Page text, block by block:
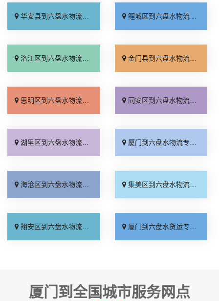
华安县到六盘水物流专线_准时到货「直达往返」 鲤城区到六盘水物流专线_全境配送「放心物流」
洛江区到六盘水物流专线_快速响应「运保时效」 金门县到六盘水物流专线_损坏理赔「多少公里」
思明区到六盘水物流专线_定点发车「直达往返」 同安区到六盘水物流专线_准时到货「门到门接送」
湖里区到六盘水物流专线_专线查询「市县派送」 厦门到六盘水物流专线_急你所需「送货上门」
海沧区到六盘水物流专线_需要几天「定点发车」 集美区到六盘水物流专线_来电咨询「损坏理赔」
翔安区到六盘水物流专线_运价实惠「运价查询」 厦门到六盘水货运专线-厦门到六盘水物流公司_定点发车「全境到达」
厦门到全国城市服务网点